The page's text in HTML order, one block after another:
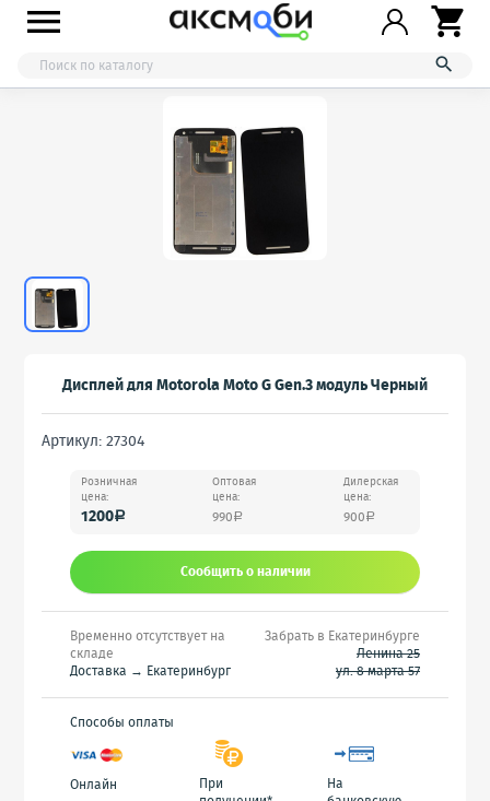



Дисплей для Motorola Moto G Gen.3 модуль Черный
Артикул: 27304
Розничная
цена:
1200a
Оптовая
цена:
990 a
Дилерская
цена:
900 a
Сообщить o наличии
Временно отсутствует на
складе
Доставка → Екатеринбург
Забрать в Екатеринбурге
Ленина 25
ул. 8 марта 57
Способы оплаты
Онлайн
При
На